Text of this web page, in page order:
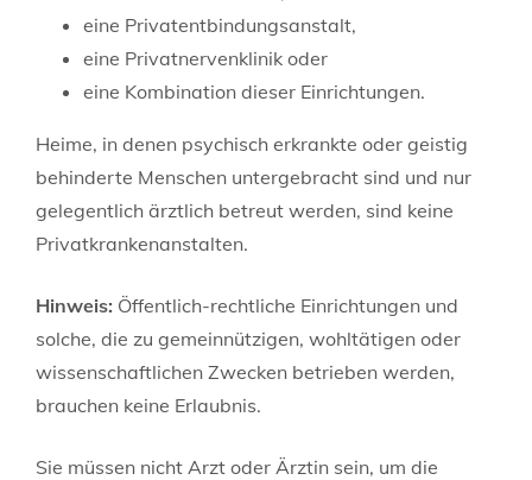
eine Privatentbindungsanstalt,
eine Privatnervenklinik oder
eine Kombination dieser Einrichtungen.
Heime, in denen psychisch erkrankte oder geistig
behinderte Menschen untergebracht sind und nur
gelegentlich ärztlich betreut werden, sind keine
Privatkrankenanstalten.
Hinweis: Öffentlich-rechtliche Einrichtungen und
solche, die zu gemeinnützigen, wohltätigen oder
wissenschaftlichen Zwecken betrieben werden,
brauchen keine Erlaubnis.
Sie müssen nicht Arzt oder Ärztin sein, um die